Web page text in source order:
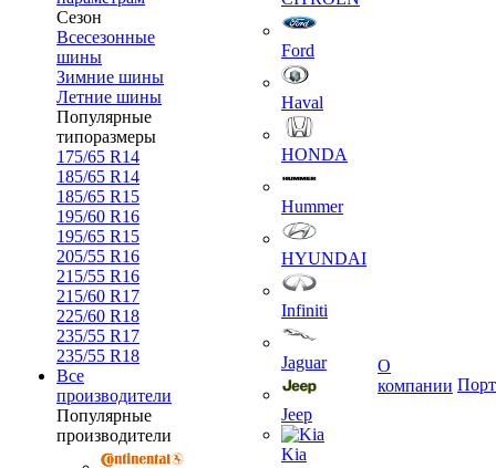
Сезон
Всесезонные
шины
Зимние шины
Летние шины
Популярные
типоразмеры
175/65 R14
185/65 R14
185/65 R15
195/60 R16
195/65 R15
205/55 R16
215/55 R16
215/60 R17
225/60 R18
235/55 R17
235/55 R18
Все
производители
Популярные
производители
Ford
Haval
HONDA
Hummer
HYUNDAI
Infiniti
Jaguar
Jeep
Kia
О
компании